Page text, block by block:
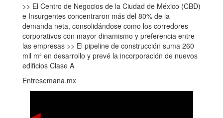
>> El Centro de Negocios de la Ciudad de México (CBD)
e Insurgentes concentraron más del 80% de la
demanda neta, consolidándose como los corredores
corporativos con mayor dinamismo y preferencia entre
las empresas >> El pipeline de construcción suma 260
mil m² en desarrollo y prevé la incorporación de nuevos
edificios Clase A
Entresemana.mx